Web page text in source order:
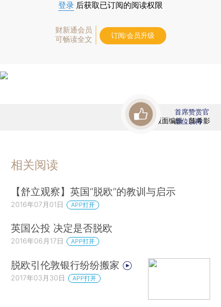
登录 后获取已订阅的阅读权限
财新通会员
可畅读全文
订阅/会员升级
版面编辑：陈希影
首席赞赏官
虚位以待
相关阅读
【舒立观察】英国“脱欧”的教训与启示
2016年07月01日 APP打开
英国公投 决定是否脱欧
2016年06月17日 APP打开
脱欧引伦敦银行纷纷搬家
2017年03月30日 APP打开